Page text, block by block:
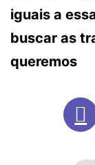
iguais a
buscar as
queremos